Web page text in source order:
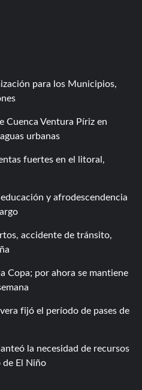
para los Municipios,
Cuenca Ventura Píriz en
urbanas
fuertes en el litoral,
y afrodescendencia
accidente de tránsito,
Copa; por ahora se mantiene
fijó el período de pases de
la necesidad de recursos
de El Niño